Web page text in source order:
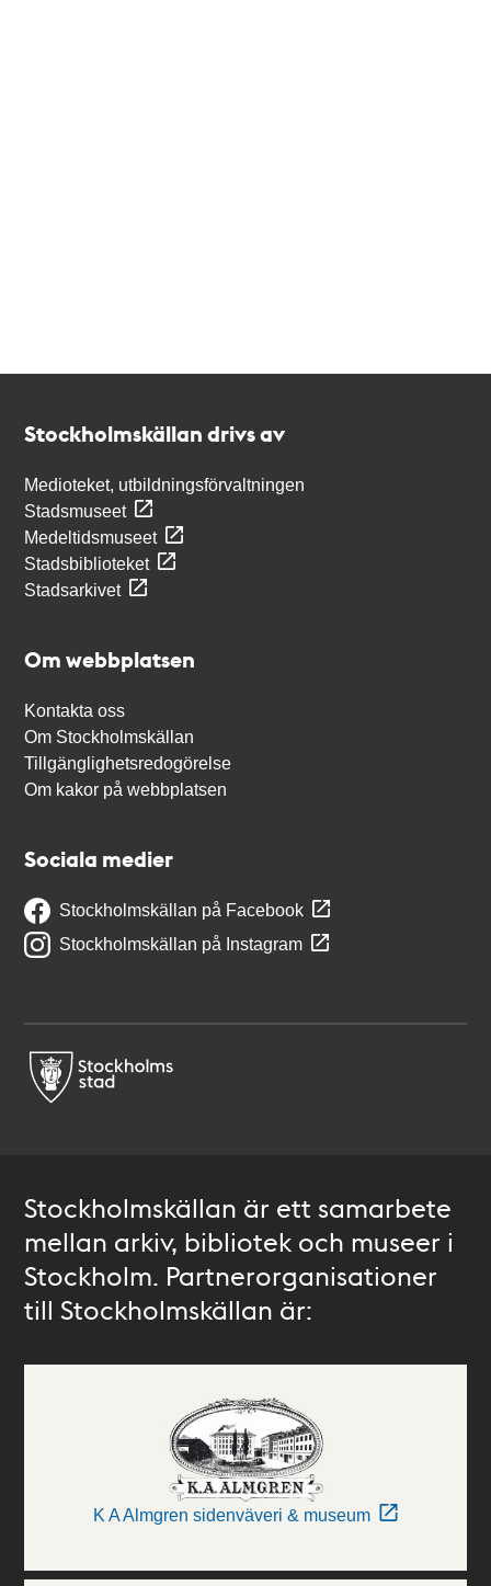
Stockholmskällan drivs av
Medioteket, utbildningsförvaltningen
Stadsmuseet
Medeltidsmuseet
Stadsbiblioteket
Stadsarkivet
Om webbplatsen
Kontakta oss
Om Stockholmskällan
Tillgänglighetsredogörelse
Om kakor på webbplatsen
Sociala medier
Stockholmskällan på Facebook
Stockholmskällan på Instagram
Stockholmskällan är ett samarbete
mellan arkiv, bibliotek och museer i
Stockholm. Partnerorganisationer
till Stockholmskällan är:
K A Almgren sidenväveri & museum